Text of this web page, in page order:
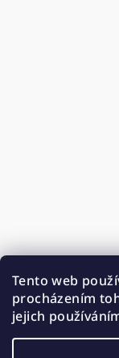
Tento web
procházením
jejich